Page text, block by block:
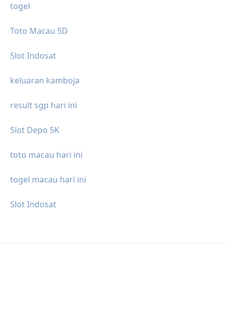
togel
Toto Macau 5D
Slot Indosat
keluaran kamboja
result sgp hari ini
Slot Depo 5K
toto macau hari ini
togel macau hari ini
Slot Indosat